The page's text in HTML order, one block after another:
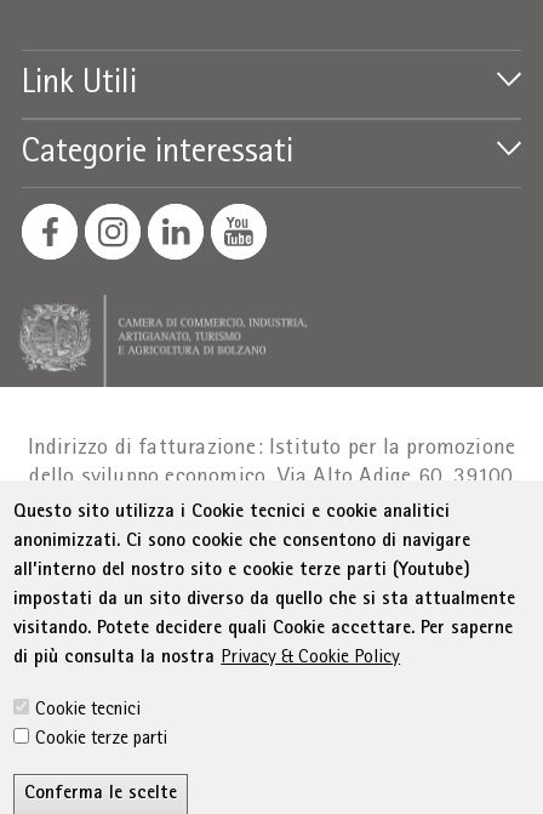
Link Utili
Categorie interessati
Indirizzo di fatturazione: Istituto per la promozione
dello sviluppo economico, Via Alto Adige 60, 39100
BolzanoPart. IVA 01716880214|administration-
as@bz.legalmail.camcom.it
Menu Footer
© WIFI Colophon Privacy
Condizioni generali
Dichiarazione sull'accessibilità
Sitemap
Amministrazione trasparente
Cookie Policy
Questo sito utilizza i Cookie tecnici e cookie analitici
anonimizzati. Ci sono cookie che consentono di navigare
all’interno del nostro sito e cookie terze parti (Youtube)
impostati da un sito diverso da quello che si sta attualmente
visitando. Potete decidere quali Cookie accettare. Per saperne
di più consulta la nostra Privacy & Cookie Policy
Cookie tecnici
Cookie terze parti
Conferma le scelte